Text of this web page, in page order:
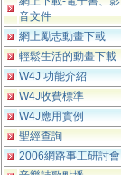
音文件
網上勵志動畫下載
輕鬆生活的動畫下載
W4J 功能介紹
W4J收費標準
W4J應用實例
聖經查詢
2006網路事工研討會